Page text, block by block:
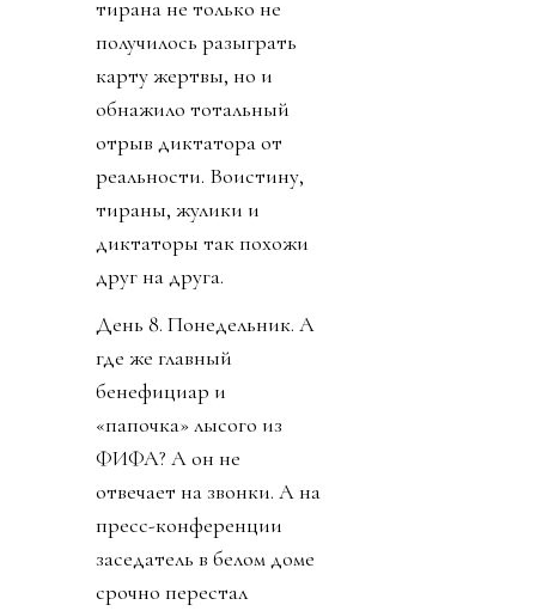
тирана не только не
получилось разыграть
карту жертвы, но и
обнажило тотальный
отрыв диктатора от
реальности. Воистину,
тираны, жулики и
диктаторы так похожи
друг на друга.
День 8. Понедельник. А
где же главный
бенефициар и
«папочка» лысого из
ФИФА? А он не
отвечает на звонки. А на
пресс-конференции
заседатель в белом доме
срочно перестал